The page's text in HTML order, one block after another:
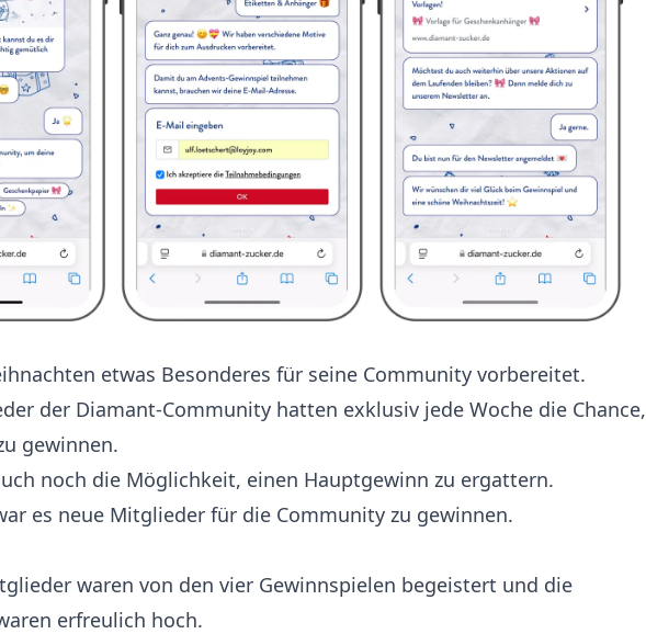
etwas Besonderes für seine Community vorbereitet.
der Diamant-Community hatten exklusiv jede Woche die Chance,
gewinnen.
noch die Möglichkeit, einen Hauptgewinn zu ergattern.
es neue Mitglieder für die Community zu gewinnen.
waren von den vier Gewinnspielen begeistert und die
erfreulich hoch.